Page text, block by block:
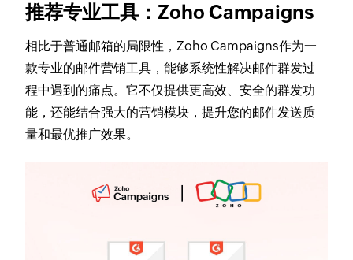
推荐专业工具：Zoho Campaigns
相比于普通邮箱的局限性，Zoho Campaigns作为一
款专业的邮件营销工具，能够系统性解决邮件群发过
程中遇到的痛点。它不仅提供更高效、安全的群发功
能，还能结合强大的营销模块，提升您的邮件发送质
量和最优推广效果。